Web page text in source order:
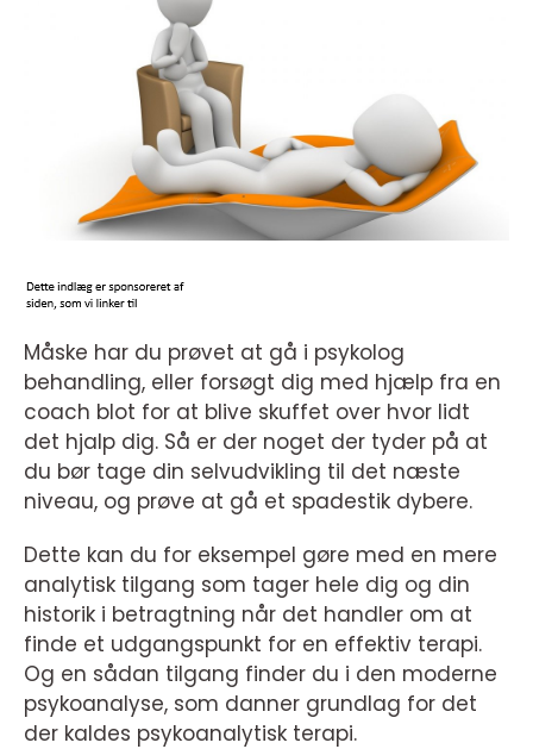
Måske har du prøvet at gå i psykolog
behandling, eller forsøgt dig med hjælp fra en
coach blot for at blive skuffet over hvor lidt
det hjalp dig. Så er der noget der tyder på at
du bør tage din selvudvikling til det næste
niveau, og prøve at gå et spadestik dybere.
Dette kan du for eksempel gøre med en mere
analytisk tilgang som tager hele dig og din
historik i betragtning når det handler om at
finde et udgangspunkt for en effektiv terapi.
Og en sådan tilgang finder du i den moderne
psykoanalyse, som danner grundlag for det
der kaldes psykoanalytisk terapi.